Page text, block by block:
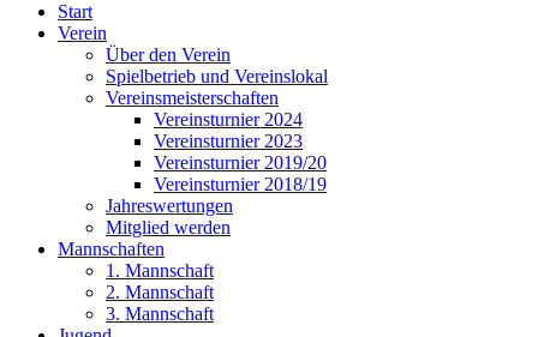
Start
Verein
Über den Verein
Spielbetrieb und Vereinslokal
Vereinsmeisterschaften
Vereinsturnier 2024
Vereinsturnier 2023
Vereinsturnier 2019/20
Vereinsturnier 2018/19
Jahreswertungen
Mitglied werden
Mannschaften
1. Mannschaft
2. Mannschaft
3. Mannschaft